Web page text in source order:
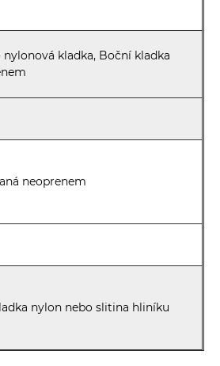
kladka, Boční kladka
neoprenem
nylon nebo slitina hliníku